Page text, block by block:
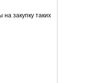
закупку таких